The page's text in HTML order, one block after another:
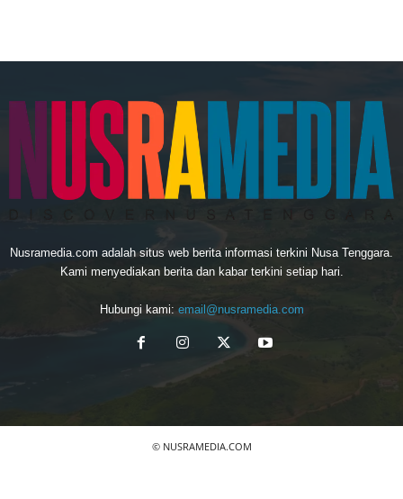
Nusramedia.com adalah situs web berita informasi terkini Nusa Tenggara.
Kami menyediakan berita dan kabar terkini setiap hari.
Hubungi kami: email@nusramedia.com
© NUSRAMEDIA.COM